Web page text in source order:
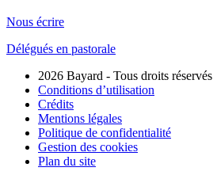
Nous écrire
Délégués en pastorale
2026 Bayard - Tous droits réservés
Conditions d’utilisation
Crédits
Mentions légales
Politique de confidentialité
Gestion des cookies
Plan du site